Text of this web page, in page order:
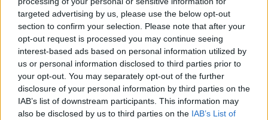
targeted advertising by us, please use the below opt-out
section to confirm your selection. Please note that after your
opt-out request is processed you may continue seeing
interest-based ads based on personal information utilized by
us or personal information disclosed to third parties prior to
your opt-out. You may separately opt-out of the further
disclosure of your personal information by third parties on the
IAB’s list of downstream participants. This information may
also be disclosed by us to third parties on the IAB’s List of
“Δεν έχουμε κάτι και αυτά, σας ευχαριστούμε, αντίο”.
Κατάλαβες, ρε παιδί μου; Ευγενική η κοπέλα, αλλά του
τύπου… Νιώθω στο τέλος ότι τους έστειλα εγώ και
τους παρακάλεσα,